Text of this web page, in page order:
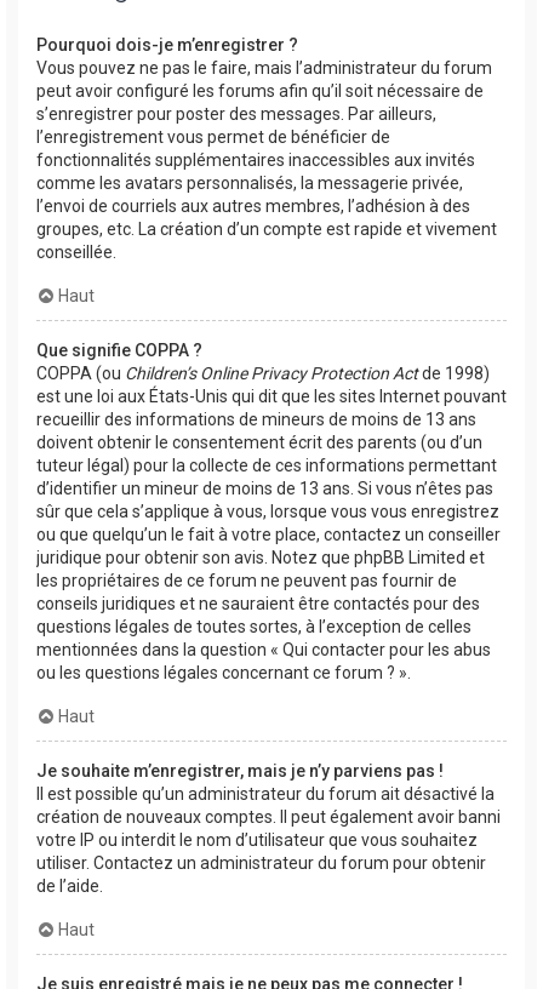
Pourquoi dois-je m’enregistrer ?
Vous pouvez ne pas le faire, mais l’administrateur du forum
peut avoir configuré les forums afin qu’il soit nécessaire de
s’enregistrer pour poster des messages. Par ailleurs,
l’enregistrement vous permet de bénéficier de
fonctionnalités supplémentaires inaccessibles aux invités
comme les avatars personnalisés, la messagerie privée,
l’envoi de courriels aux autres membres, l’adhésion à des
groupes, etc. La création d’un compte est rapide et vivement
conseillée.
Haut
Que signifie COPPA ?
COPPA (ou Children’s Online Privacy Protection Actde 1998)
est une loi aux États-Unis qui dit que les sites Internet pouvant
recueillir des informations de mineurs de moins de 13 ans
doivent obtenir le consentement écrit des parents (ou d’un
tuteur légal) pour la collecte de ces informations permettant
d’identifier un mineur de moins de 13 ans. Si vous n’êtes pas
sûr que cela s’applique à vous, lorsque vous vous enregistrez
ou que quelqu’un le fait à votre place, contactez un conseiller
juridique pour obtenir son avis. Notez que phpBB Limited et
les propriétaires de ce forum ne peuvent pas fournir de
conseils juridiques et ne sauraient être contactés pour des
questions légales de toutes sortes, à l’exception de celles
mentionnées dans la question « Qui contacter pour les abus
ou les questions légales concernant ce forum ? ».
Haut
Je souhaite m’enregistrer, mais je n’y parviens pas !
Il est possible qu’un administrateur du forum ait désactivé la
création de nouveaux comptes. Il peut également avoir banni
votre IP ou interdit le nom d’utilisateur que vous souhaitez
utiliser. Contactez un administrateur du forum pour obtenir
de l’aide.
Haut
Je suis enregistré mais je ne peux pas me connecter !